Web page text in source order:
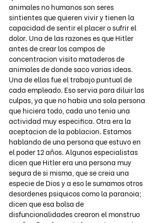
animales no humanos son seres
sintientes que quieren vivir y tienen la
capacidad de sentir el placer o sufrir el
dolor. Una de las razones es que Hitler
antes de crear los campos de
concentracion visito mataderos de
animales de donde saco varias ideas.
Una de ellas fue el trabajo puntual de
cada empleado. Eso servia para diluir las
culpas, ya que no habia una sola persona
que hiciera todo, cada uno tenia una
actividad muy especifica. Otra era la
aceptacion de la poblacion. Estamos
hablando de una persona que estuvo en
el poder 12 años. Algunos especialistas
dicen que Hitler era una persona muy
segura de si misma, que se creia una
especie de Dios y a eso le sumamos otros
desordenes psiquicos como la paranoia;
dicen que esa bolsa de
disfuncionalidades crearon el monstruo